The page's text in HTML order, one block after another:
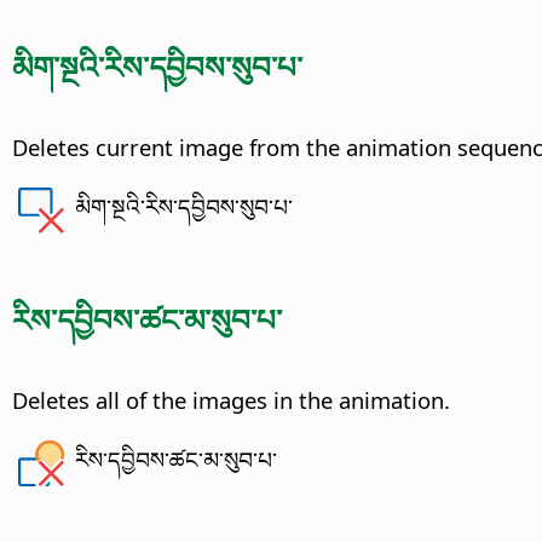
མིག་སྔའི་རིས་དབྱིབས་སུབ་པ་
Deletes current image from the animation
མིག་སྔའི་རིས་དབྱིབས་སུབ་པ་
རིས་དབྱིབས་ཚང་མ་སུབ་པ་
Deletes all of the images in the animation.
རིས་དབྱིབས་ཚང་མ་སུབ་པ་